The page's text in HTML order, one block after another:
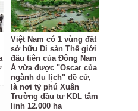
Việt Nam có 1 vùng đất
sở hữu Di sản Thế giới
đầu tiên của Đông Nam
Á vừa được "Oscar của
ngành du lịch" đề cử,
là nơi tỷ phú Xuân
Trường đầu tư KDL tâm
linh 12.000 ha